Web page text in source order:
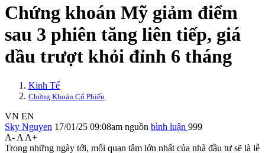
Chứng khoán Mỹ giảm điểm
sau 3 phiên tăng liên tiếp, giá
dầu trượt khỏi đỉnh 6 tháng
Kinh Tế
Chứng Khoán Cổ Phiếu
VN EN
Sky Nguyen 17/01/25 09:08am nguồn bình luận 999
A- A A+
Trong những ngày tới, mối quan tâm lớn nhất của nhà đầu tư sẽ là lễ